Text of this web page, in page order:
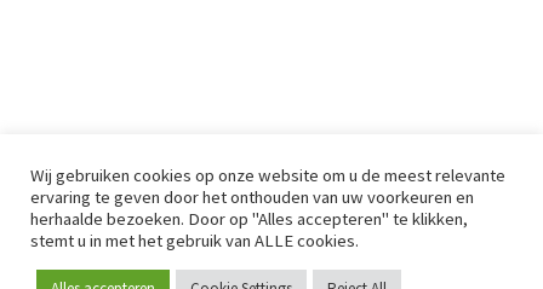
Wij gebruiken cookies op onze website om u de meest relevante
ervaring te geven door het onthouden van uw voorkeuren en
herhaalde bezoeken. Door op "Alles accepteren" te klikken,
stemt u in met het gebruik van ALLE cookies.